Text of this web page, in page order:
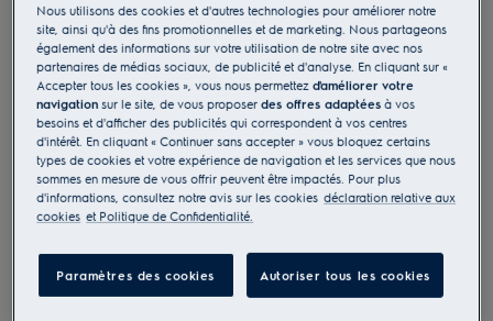
Filtre à charbon
0 (0)
Bénéfices
This cooker hood filter remove odours and absorb grease
Caractéristiques principales
Nous utilisons des cookies et d'autres technologies pour améliorer notre
site, ainsi qu'à des fins promotionnelles et de marketing. Nous partageons
également des informations sur votre utilisation de notre site avec nos
partenaires de médias sociaux, de publicité et d'analyse. En cliquant sur «
Accepter tous les cookies », vous nous permettezd'améliorer votre
navigation sur le site, de vous proposerdes offres adaptées à vos
besoins et d'afficher des publicités qui correspondent à vos centres
d'intérêt. En cliquant « Continuer sans accepter » vous bloquez certains
types de cookies et votre expérience de navigation et les services que nous
sommes en mesure de vous offrir peuvent être impactés. Pour plus
d'informations, consultez notre avis sur les cookies déclaration relative aux
cookies et Politique de Confidentialité.
Paramètres des cookies Autoriser tous les cookies